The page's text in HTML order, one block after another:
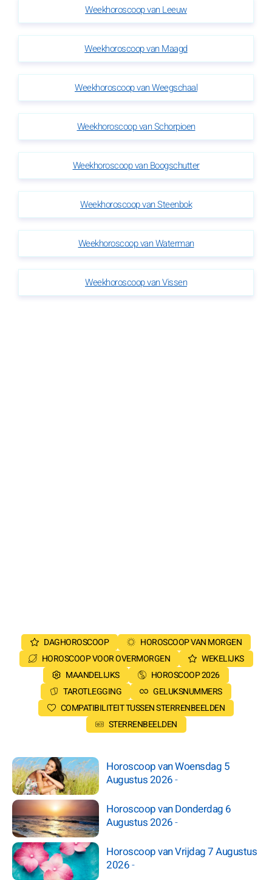
Weekhoroscoop van Leeuw
Weekhoroscoop van Maagd
Weekhoroscoop van Weegschaal
Weekhoroscoop van Schorpioen
Weekhoroscoop van Boogschutter
Weekhoroscoop van Steenbok
Weekhoroscoop van Waterman
Weekhoroscoop van Vissen
DAGHOROSCOOP
HOROSCOOP VAN MORGEN
HOROSCOOP VOOR OVERMORGEN
WEKELIJKS
MAANDELIJKS
HOROSCOOP 2026
TAROTLEGGING
GELUKSNUMMERS
COMPATIBILITEIT TUSSEN STERRENBEELDEN
STERRENBEELDEN
Horoscoop van Woensdag 5
Augustus 2026-
Horoscoop van Donderdag 6
Augustus 2026-
Horoscoop van Vrijdag 7 Augustus
2026-